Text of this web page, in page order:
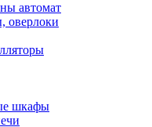
автомат
шкафы